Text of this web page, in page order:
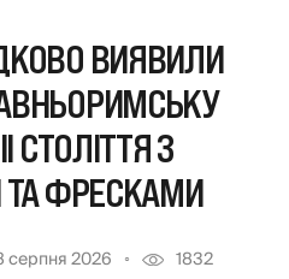
ВИЯВИЛИ
СТОЛІТТЯ З
ФРЕСКАМИ
серпня 2026 1832